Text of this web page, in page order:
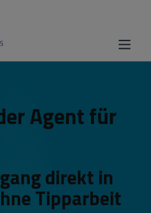
Agent für
direkt in
Tipparbeit